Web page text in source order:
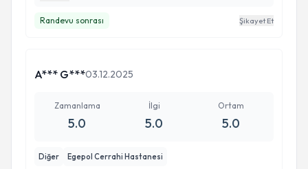
ve teşekkürlerimi sunarım 🙏🏻
Randevu sonrası Şikayet Et
A*** G***03.12.2025
Zamanlama
5.0
İlgi
5.0
Ortam
5.0
Diğer Egepol Cerrahi Hastanesi